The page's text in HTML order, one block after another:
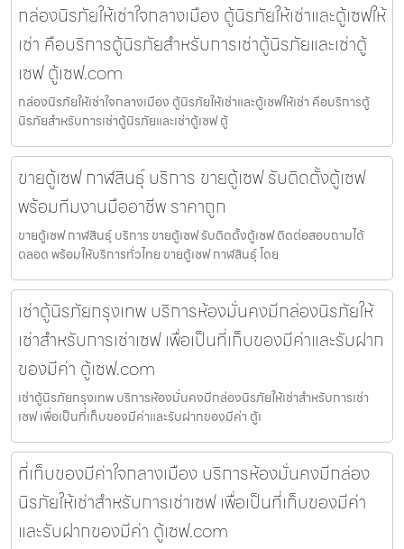
กล่องนิรภัยให้เช่าใจกลางเมือง ตู้นิรภัยให้เช่าและตู้เซฟให้
เช่า คือบริการตู้นิรภัยสำหรับการเช่าตู้นิรภัยและเช่าตู้
เซฟ ตู้เซฟ.com
กล่องนิรภัยให้เช่าใจกลางเมือง ตู้นิรภัยให้เช่าและตู้เซฟให้เช่า คือบริการตู้
นิรภัยสำหรับการเช่าตู้นิรภัยและเช่าตู้เซฟ ตู้
ขายตู้เซฟ กาฬสินธุ์ บริการ ขายตู้เซฟ รับติดตั้งตู้เซฟ
พร้อมทีมงานมืออาชีพ ราคาถูก
ขายตู้เซฟ กาฬสินธุ์ บริการ ขายตู้เซฟ รับติดตั้งตู้เซฟ ติดต่อสอบถามได้
ตลอด พร้อมให้บริการทั่วไทย ขายตู้เซฟ กาฬสินธุ์ โดย
เช่าตู้นิรภัยกรุงเทพ บริการห้องมั่นคงมีกล่องนิรภัยให้
เช่าสำหรับการเช่าเซฟ เพื่อเป็นที่เก็บของมีค่าและรับฝาก
ของมีค่า ตู้เซฟ.com
เช่าตู้นิรภัยกรุงเทพ บริการห้องมั่นคงมีกล่องนิรภัยให้เช่าสำหรับการเช่า
เซฟ เพื่อเป็นที่เก็บของมีค่าและรับฝากของมีค่า ตู้เ
ที่เก็บของมีค่าใจกลางเมือง บริการห้องมั่นคงมีกล่อง
นิรภัยให้เช่าสำหรับการเช่าเซฟ เพื่อเป็นที่เก็บของมีค่า
และรับฝากของมีค่า ตู้เซฟ.com